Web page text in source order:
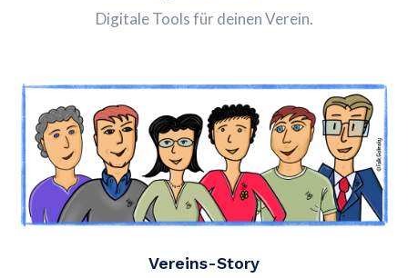
Digitale Tools für deinen Verein.
Vereins-Story